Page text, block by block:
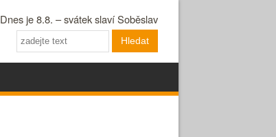
Dnes je 8.8. – svátek slaví Soběslav
Hledat